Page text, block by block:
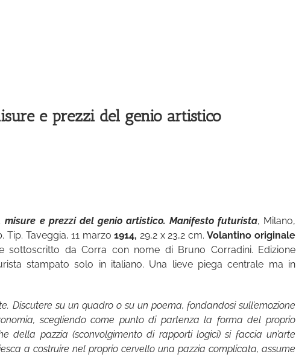
e prezzi del genio artistico
misure e prezzi del genio artistico. Manifesto futurista, Milano,
Tip. Taveggia, 11 marzo1914, 29,2 x 23,2 cm.Volantino originale
da Corra con nome di Bruno Corradini. Edizione
stampato solo in italiano. Una lieve piega centrale ma in
Discutere su un quadro o su un poema, fondandosi sull’emozione
scegliendo come punto di partenza la forma del proprio
della pazzia (sconvolgimento di rapporti logici) si faccia un’arte
a costruire nel proprio cervello una pazzia complicata, assume